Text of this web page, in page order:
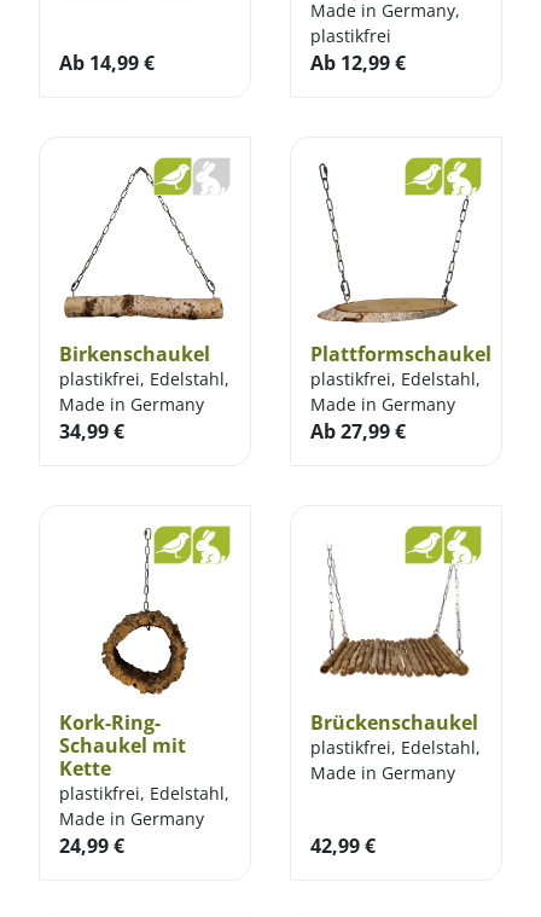
Ab 14,99€
Made in Germany,
plastikfrei
Ab 12,99€
Birkenschaukel
plastikfrei, Edelstahl,
Made in Germany
34,99€
Plattformschaukel
plastikfrei, Edelstahl,
Made in Germany
Ab27,99€
Kork-Ring-
Schaukel mit
Kette
plastikfrei, Edelstahl,
Made in Germany
24,99€
Brückenschaukel
plastikfrei, Edelstahl,
Made in Germany
42,99€